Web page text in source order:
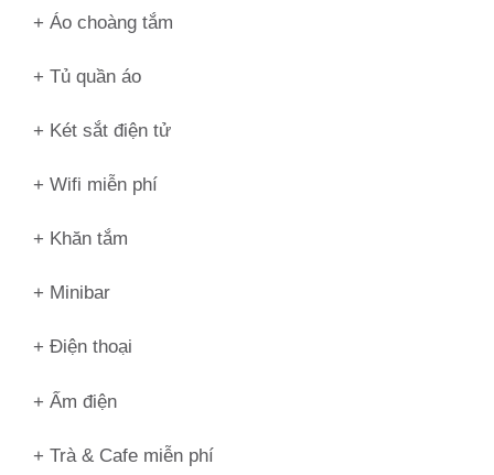
+ Áo choàng tắm
+ Tủ quần áo
+ Két sắt điện tử
+ Wifi miễn phí
+ Khăn tắm
+ Minibar
+ Điện thoại
+ Ấm điện
+ Trà & Cafe miễn phí